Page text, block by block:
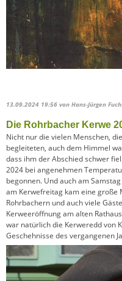
13.09.2024 19:56 von Hans-Jürgen
Die Rohrbacher Kerwe
Nicht nur die vielen Menschen,
begleiteten, auch dem Himmel
dass ihm der Abschied schwer
2024 bei angenehmen
begonnen. Und auch am
am Kerwefreitag kam eine große
Rohrbachern und auch viele
Kerweeröffnung am alten
war natürlich die Kerweredd von
Geschehnisse des vergangenen